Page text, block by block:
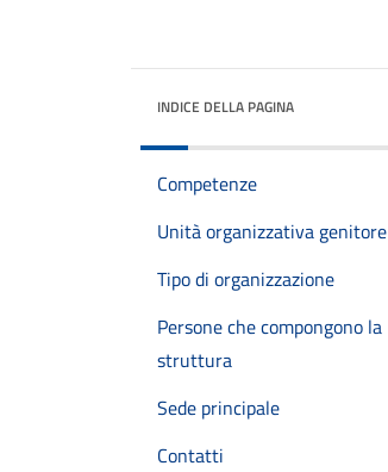
INDICE DELLA PAGINA
Competenze
Unità organizzativa genitore
Tipo di organizzazione
Persone che compongono la
struttura
Sede principale
Contatti